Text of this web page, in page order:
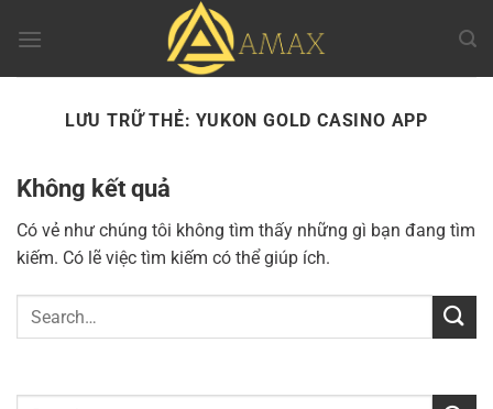
đến
LƯU TRỮ THẺ:YUKON GOLD CASINO APP
Không kết quả
Có vẻ như chúng tôi không tìm thấy những gì bạn đang tìm
kiếm. Có lẽ việc tìm kiếm có thể giúp ích.